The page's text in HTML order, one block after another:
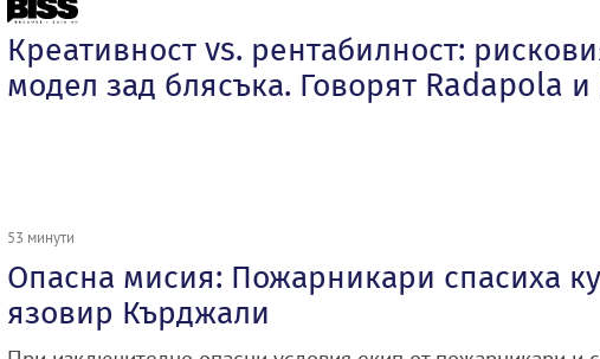
Креативност vs. рентабилност:
модел зад блясъка. Говорят Radapola
53 минути
Опасна мисия: Пожарникари спасиха
язовир Кърджали